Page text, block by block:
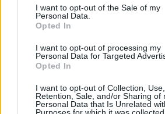
I want to opt-out of the Sale of my
Personal Data.
Opted In
I want to opt-out of processing my
Personal Data for Targeted
Opted In
I want to opt-out of Collection, Use,
Retention, Sale, and/or Sharing of
Personal Data that Is Unrelated
ΠΡΙΝ 143 ΕΒΔΟΜΆΔΕΣ